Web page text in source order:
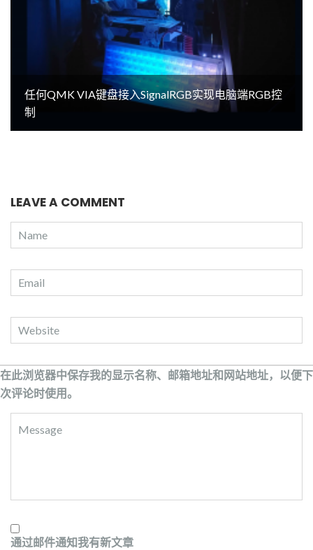
任何QMK VIA键盘接入SignalRGB实现电脑端RGB控
制
LEAVE A COMMENT
在此浏览器中保存我的显示名称、邮箱地址和网站地址，以便下
次评论时使用。
通过邮件通知我有新文章